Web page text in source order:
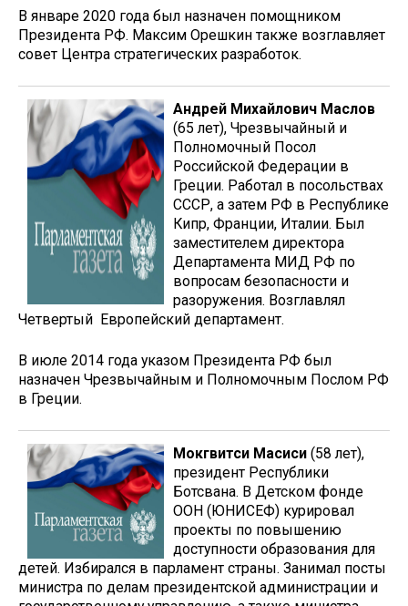
В январе 2020 года был назначен помощником
Президента РФ. Максим Орешкин также возглавляет
совет Центра стратегических разработок.
Андрей Михайлович Маслов
(65 лет), Чрезвычайный и
Полномочный Посол
Российской Федерации в
Греции. Работал в посольствах
СССР, а затем РФ в Республике
Кипр, Франции, Италии. Был
заместителем директора
Департамента МИД РФ по
вопросам безопасности и
разоружения. Возглавлял
Четвертый Европейский департамент.
В июле 2014 года указом Президента РФ был
назначен Чрезвычайным и Полномочным Послом РФ
в Греции.
Мокгвитси Масиси (58 лет),
президент Республики
Ботсвана. В Детском фонде
ООН (ЮНИСЕФ) курировал
проекты по повышению
доступности образования для
детей. Избирался в парламент страны. Занимал посты
министра по делам президентской администрации и